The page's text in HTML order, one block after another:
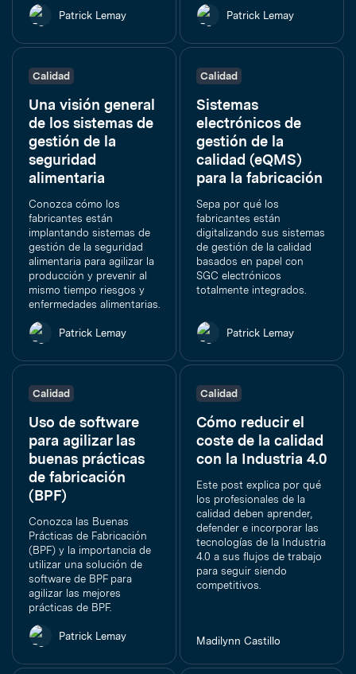
Patrick Lemay Patrick Lemay
Calidad
Una visión general
de los sistemas de
gestión de la
seguridad
alimentaria
Conozca cómo los
fabricantes están
implantando sistemas de
gestión de la seguridad
alimentaria para agilizar la
producción y prevenir al
mismo tiempo riesgos y
enfermedades alimentarias.
Patrick Lemay
Calidad
Sistemas
electrónicos de
gestión de la
calidad (eQMS)
para la fabricación
Sepa por qué los
fabricantes están
digitalizando sus sistemas
de gestión de la calidad
basados en papel con
SGC electrónicos
totalmente integrados.
Patrick Lemay
Calidad
Uso de software
para agilizar las
buenas prácticas
de fabricación
(BPF)
Conozca las Buenas
Prácticas de Fabricación
(BPF) y la importancia de
utilizar una solución de
software de BPF para
agilizar las mejores
prácticas de BPF.
Patrick Lemay
Calidad
Cómo reducir el
coste de la calidad
con la Industria 4.0
Este post explica por qué
los profesionales de la
calidad deben aprender,
defender e incorporar las
tecnologías de la Industria
4.0 a sus flujos de trabajo
para seguir siendo
competitivos.
Madilynn Castillo